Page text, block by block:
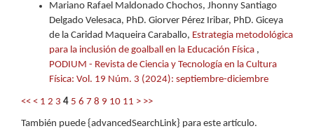
Mariano Rafael Maldonado Chochos, Jhonny Santiago
Delgado Velesaca, PhD. Giorver Pérez Iribar, PhD. Giceya
de la Caridad Maqueira Caraballo, Estrategia metodológica
para la inclusión de goalball en la Educación Física ,
PODIUM - Revista de Ciencia y Tecnología en la Cultura
Física: Vol. 19 Núm. 3 (2024): septiembre-diciembre
<< < 1 2 3 4 5 6 7 8 9 10 11 > >>
También puede {advancedSearchLink} para este artículo.